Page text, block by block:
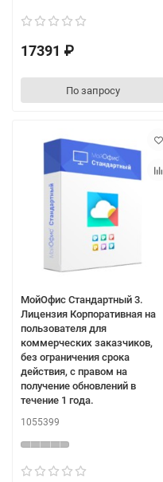
17391 ₽
По запросу
МойОфис Стандартный 3.
Лицензия Корпоративная на
пользователя для
коммерческих заказчиков,
без ограничения срока
действия, с правом на
получение обновлений в
течение 1 года.
1055399